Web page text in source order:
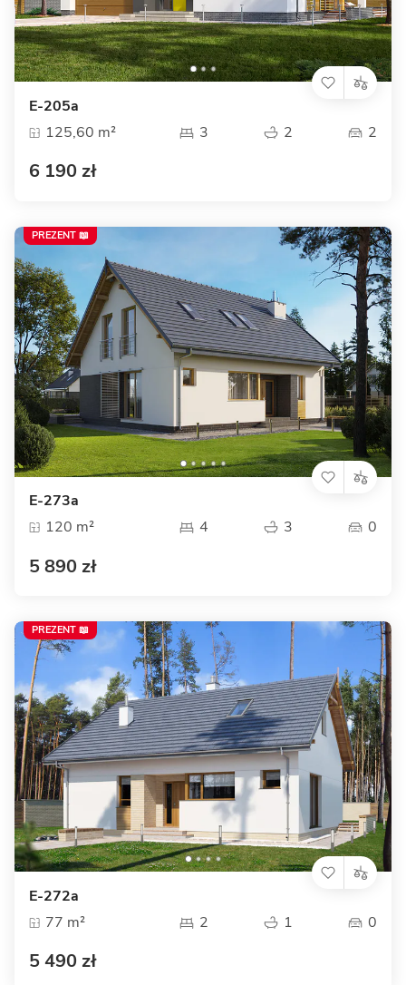
E-205a
125,60 m²
3 2 2
6 190 zł
E-273a
120 m²
4 3 0
5 890 zł
PREZENT 📖
E-272a
77 m²
2 1 0
5 490 zł
PREZENT 📖